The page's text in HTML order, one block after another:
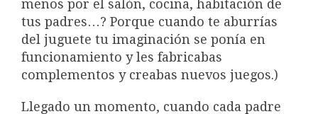
menos por el salón, cocina, habitación de
tus padres…? Porque cuando te aburrías
del juguete tu imaginación se ponía en
funcionamiento y les fabricabas
complementos y creabas nuevos juegos.)
Llegado un momento, cuando cada padre